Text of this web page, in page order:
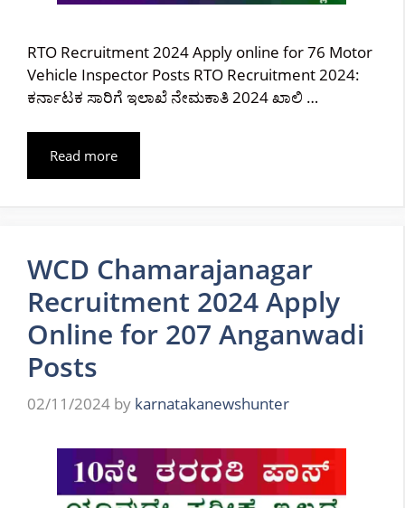
RTO Recruitment 2024 Apply online for 76 Motor
Vehicle Inspector Posts RTO Recruitment 2024:
ಕರ್ನಾಟಕ ಸಾರಿಗೆ ಇಲಾಖೆ ನೇಮಕಾತಿ 2024 ಖಾಲಿ …
Read more
WCD Chamarajanagar
Recruitment 2024 Apply
Online for 207 Anganwadi
Posts
02/11/2024 by karnatakanewshunter